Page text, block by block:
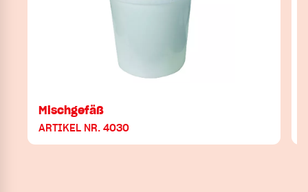
Mischgefäß
ARTIKEL NR. 4030